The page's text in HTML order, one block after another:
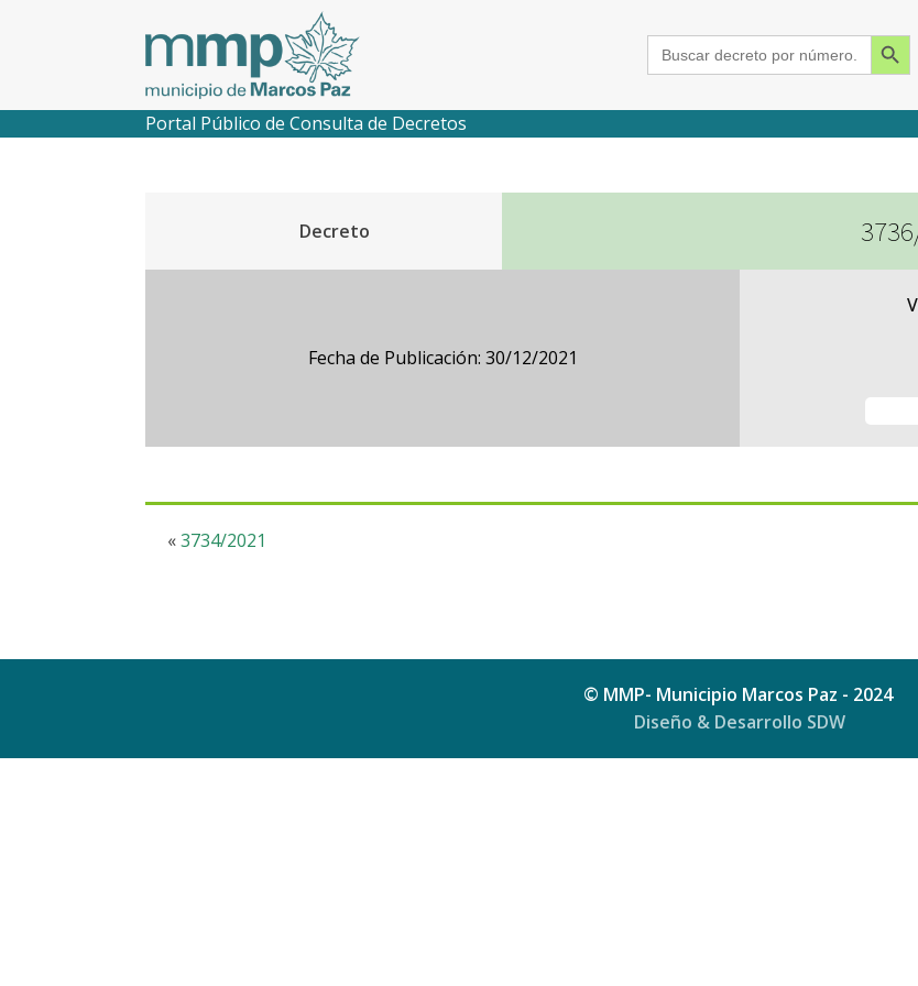
Search
for:
Search Button
Portal Público de Consulta de Decretos
Decreto
Fecha de Publicación: 30/12/2021
«3734/2021
© MMP- Municipio Marcos Paz - 2024
Diseño & Desarrollo SDW